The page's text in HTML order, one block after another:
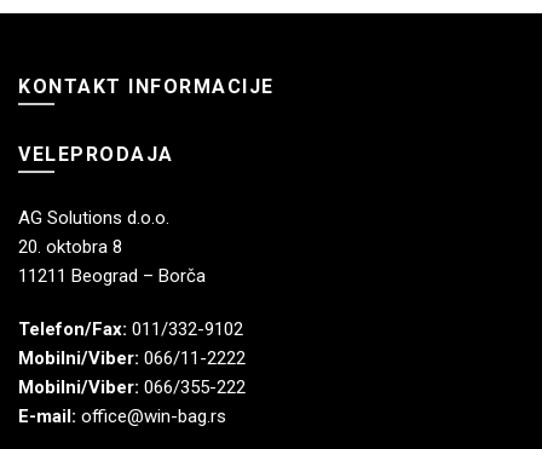
KONTAKT INFORMACIJE
VELEPRODAJA
AG Solutions d.o.o.
20. oktobra 8
11211 Beograd – Borča
Telefon/Fax: 011/332-9102
Mobilni/Viber: 066/11-2222
Mobilni/Viber: 066/355-222
E-mail: office@win-bag.rs